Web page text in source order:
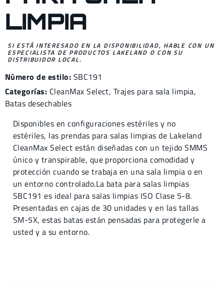
LIMPIA
SI ESTÁ INTERESADO EN LA DISPONIBILIDAD, HABLE CON UN
ESPECIALISTA DE PRODUCTOS LAKELAND O CON SU
DISTRIBUIDOR LOCAL.
Número de estilo: SBC191
Categorías: CleanMax Select, Trajes para sala limpia,
Batas desechables
Disponibles en configuraciones estériles y no
estériles, las prendas para salas limpias de Lakeland
CleanMax Select están diseñadas con un tejido SMMS
único y transpirable, que proporciona comodidad y
protección cuando se trabaja en una sala limpia o en
un entorno controlado.La bata para salas limpias
SBC191 es ideal para salas limpias ISO Clase 5-8.
Presentadas en cajas de 30 unidades y en las tallas
SM-5X, estas batas están pensadas para protegerle a
usted y a su entorno.